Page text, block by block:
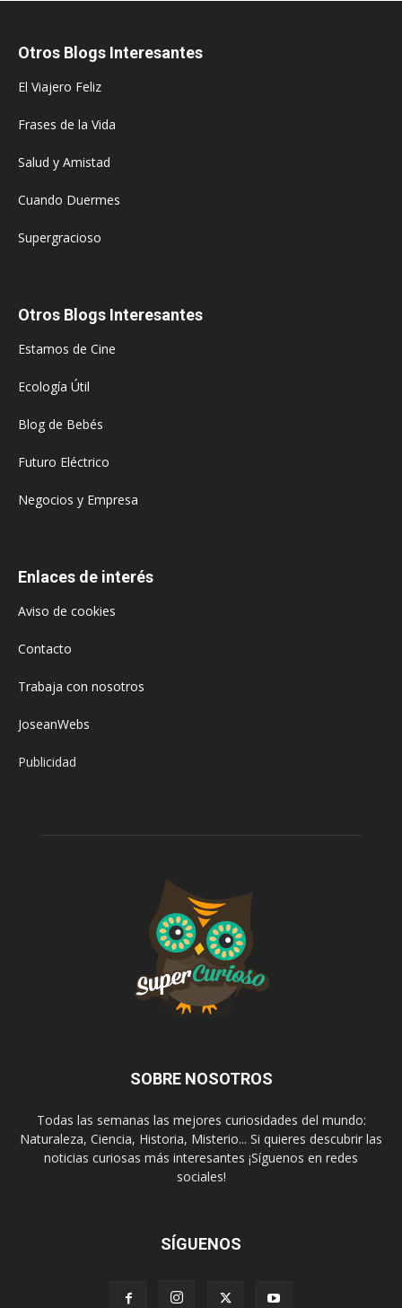
Otros Blogs Interesantes
El Viajero Feliz
Frases de la Vida
Salud y Amistad
Cuando Duermes
Supergracioso
Otros Blogs Interesantes
Estamos de Cine
Ecología Útil
Blog de Bebés
Futuro Eléctrico
Negocios y Empresa
Enlaces de interés
Aviso de cookies
Contacto
Trabaja con nosotros
JoseanWebs
Publicidad
SOBRE NOSOTROS
Todas las semanas las mejores curiosidades del mundo:
Naturaleza, Ciencia, Historia, Misterio... Si quieres descubrir las
noticias curiosas más interesantes ¡Síguenos en redes
sociales!
SÍGUENOS